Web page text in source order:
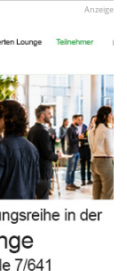
Anzeige